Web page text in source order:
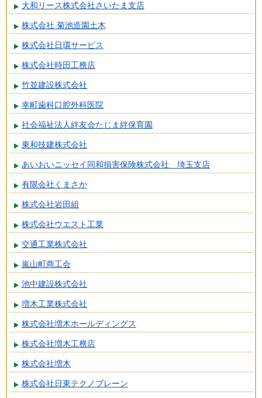
大和リース株式会社さいたま支店
株式会社 菊池造園土木
株式会社日環サービス
株式会社時田工務店
竹並建設株式会社
幸町歯科口腔外科医院
社会福祉法人絆友会たじま絆保育園
東和技建株式会社
あいおいニッセイ同和損害保険株式会社 埼玉支店
有限会社くまさか
株式会社岩田組
株式会社ウエスト工業
交通工業株式会社
嵐山町商工会
池中建設株式会社
増木工業株式会社
株式会社増木ホールディングス
株式会社増木工務店
株式会社増木
株式会社日東テクノブレーン